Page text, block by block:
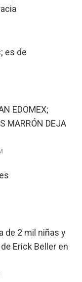
es de
EDOMEX;
MARRÓN DEJA
de 2 mil niñas y
Erick Beller en